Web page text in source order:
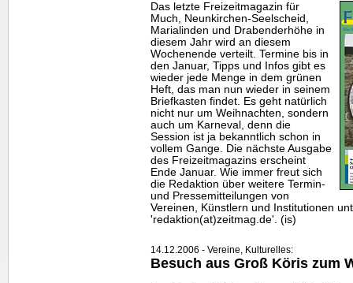
Das letzte Freizeitmagazin für
Much, Neunkirchen-Seelscheid,
Marialinden und Drabenderhöhe in
diesem Jahr wird an diesem
Wochenende verteilt. Termine bis in
den Januar, Tipps und Infos gibt es
wieder jede Menge in dem grünen
Heft, das man nun wieder in seinem
Briefkasten findet. Es geht natürlich
nicht nur um Weihnachten, sondern
auch um Karneval, denn die
Session ist ja bekanntlich schon in
vollem Gange. Die nächste Ausgabe
des Freizeitmagazins erscheint
Ende Januar. Wie immer freut sich
die Redaktion über weitere Termin-
und Pressemitteilungen von
Vereinen, Künstlern und Institutionen
'redaktion(at)zeitmag.de'. (is)
14.12.2006 - Vereine, Kulturelles:
Besuch aus Groß Köris zum